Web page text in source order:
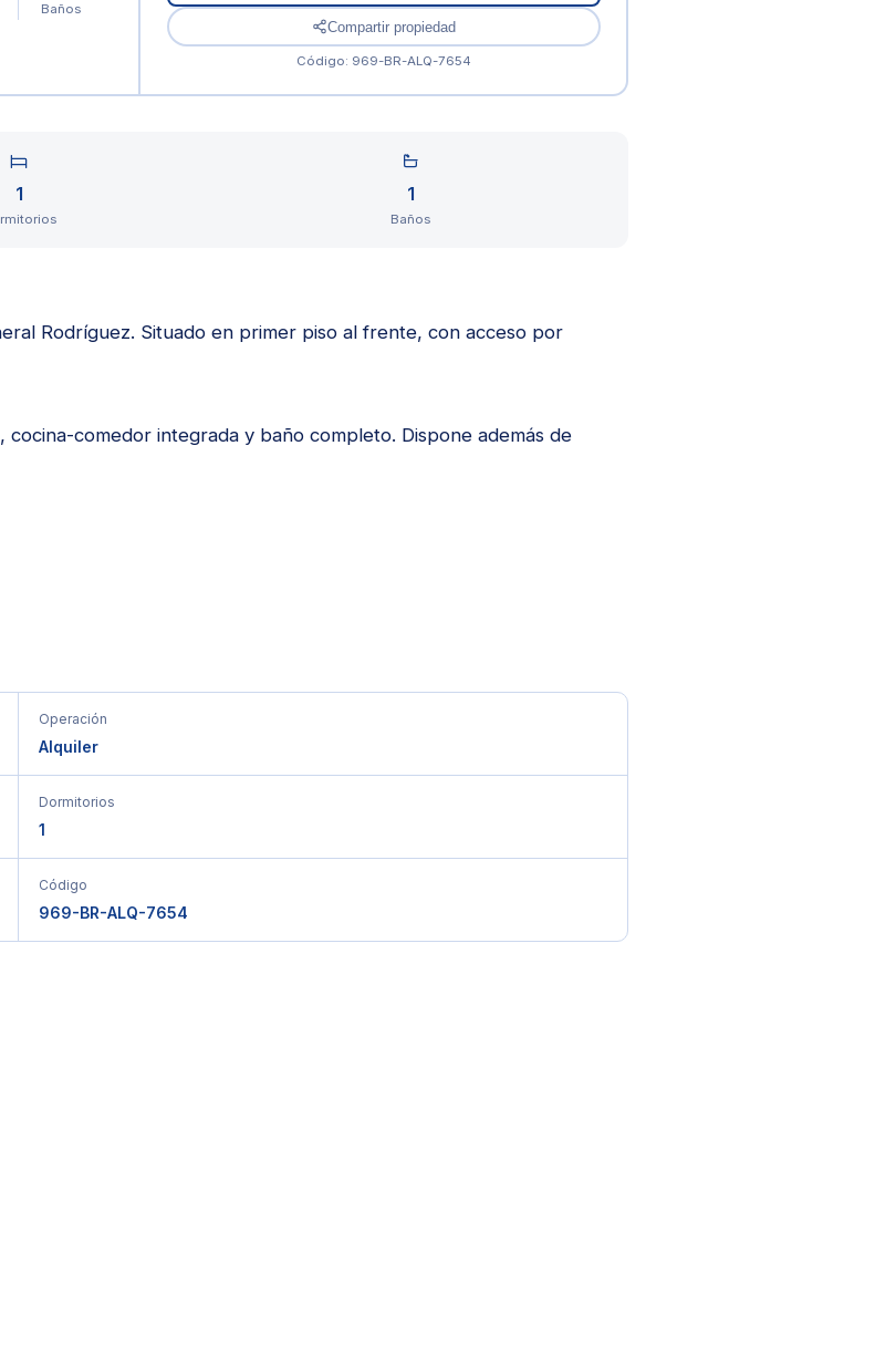
Baños
Compartir propiedad
Código: 969-BR-ALQ-7654
1 1
Baños
Rodríguez. Situado en primer piso al frente, con acceso por
comedor integrada y baño completo. Dispone además de
Operación
Alquiler
Dormitorios
1
Código
969-BR-ALQ-7654